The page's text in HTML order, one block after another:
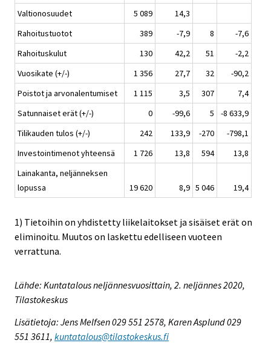
Valtionosuudet
5 089
14,3
Rahoitustuotot
389 -7,9 8
-7,6
Rahoituskulut
130 42,2 51
-2,2
Vuosikate (+/-)
1 356 27,7 32
-90,2
Poistot ja arvonalentumiset
1 115 3,5 307
7,4
Satunnaiset erät (+/-)
0 -99,6 5
-8 633,9
Tilikauden tulos (+/-)
242 133,9 -270
-798,1
Investointimenot yhteensä
1 726 13,8 594
13,8
Lainakanta, neljänneksen
lopussa
19 620 8,9 5 046 19,4
1) Tietoihin on yhdistetty liikelaitokset ja sisäiset erät on
eliminoitu. Muutos on laskettu edelliseen vuoteen
verrattuna.
Lähde: Kuntatalous neljännesvuosittain, 2. neljännes 2020,
Tilastokeskus
Lisätietoja: Jens Melfsen 029 551 2578, Karen Asplund 029
551 3611, kuntatalous@tilastokeskus.fi